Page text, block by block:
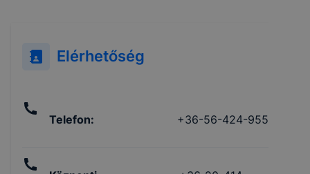
Elérhetőség
Telefon: +36-56-424-955